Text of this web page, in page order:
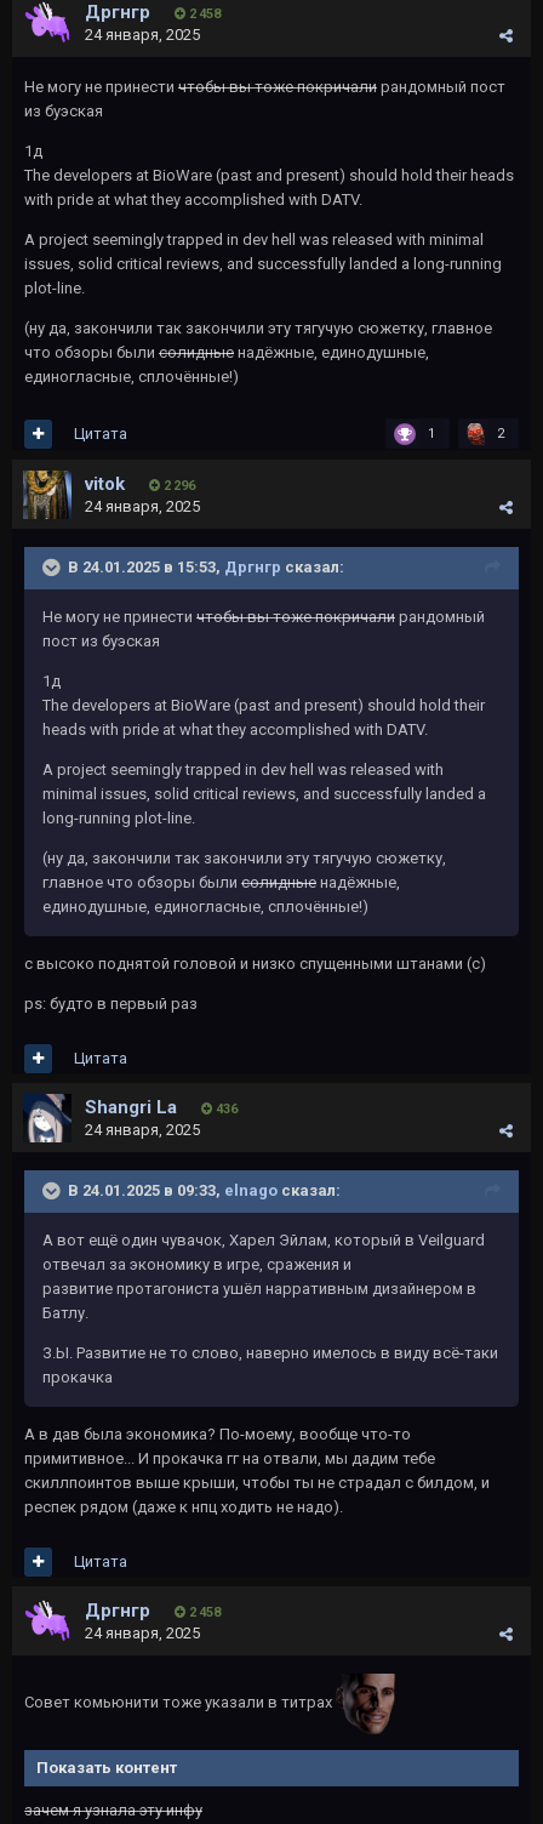
Дргнгр 2 458
24 января, 2025
Не могу не принести чтобы вы тоже покричали рандомный пост
из буэская
1д
The developers at BioWare (past and present) should hold their heads
with pride at what they accomplished with DATV.
A project seemingly trapped in dev hell was released with minimal
issues, solid critical reviews, and successfully landed a long-running
plot-line.
(ну да, закончили так закончили эту тягучую сюжетку, главное
что обзоры были солидные надёжные, единодушные,
единогласные, сплочённые!)
1 2
Цитата
vitok 2 296
24 января, 2025
В 24.01.2025 в 15:53, Дргнгр сказал:
Не могу не принести чтобы вы тоже покричали рандомный
пост из буэская
1д
The developers at BioWare (past and present) should hold their
heads with pride at what they accomplished with DATV.
A project seemingly trapped in dev hell was released with
minimal issues, solid critical reviews, and successfully landed a
long-running plot-line.
(ну да, закончили так закончили эту тягучую сюжетку,
главное что обзоры были солидные надёжные,
единодушные, единогласные, сплочённые!)
с высоко поднятой головой и низко спущенными штанами (с)
ps: будто в первый раз
Цитата
Shangri La 436
24 января, 2025
В 24.01.2025 в 09:33, elnago сказал:
А вот ещё один чувачок, Харел Эйлам, который в Veilguard
отвечал за экономику в игре, сражения и
развитие протагониста ушёл нарративным дизайнером в
Батлу.
З.Ы. Развитие не то слово, наверно имелось в виду всё-таки
прокачка
А в дав была экономика? По-моему, вообще что-то
примитивное... И прокачка гг на отвали, мы дадим тебе
скиллпоинтов выше крыши, чтобы ты не страдал с билдом, и
респек рядом (даже к нпц ходить не надо).
Цитата
Дргнгр 2 458
24 января, 2025
Совет комьюнити тоже указали в титрах
Показать контент
зачем я узнала эту инфу